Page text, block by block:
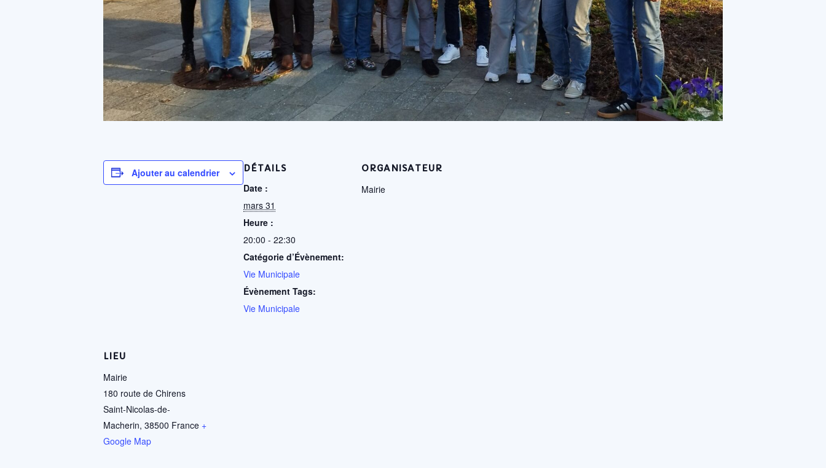
Ajouter au calendrier DÉTAILS
Date :
mars 31
Heure :
20:00 - 22:30
Catégorie d’Évènement:
Vie Municipale
Évènement Tags:
Vie Municipale
ORGANISATEUR
Mairie
LIEU
Mairie
180 route de Chirens
Saint-Nicolas-de-
Macherin, 38500 France +
Google Map